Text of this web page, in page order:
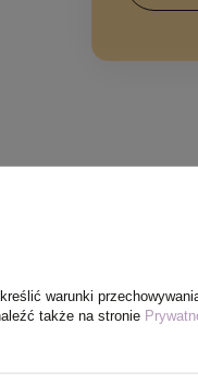
warunki
także na stronie